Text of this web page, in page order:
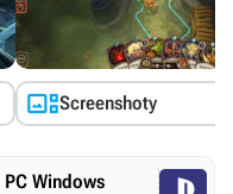
Screenshoty
PC Windows